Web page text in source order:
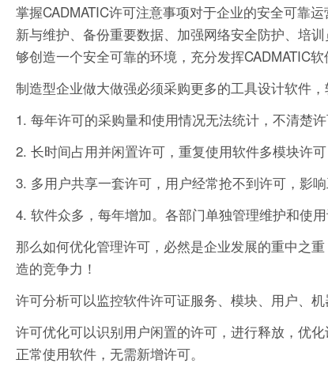
掌握CADMATIC许可注意事项对于企业的安全可靠
新与维护、备份重要数据、加强网络安全防护、培
够创造一个安全可靠的环境，充分发挥CADMATIC软
制造型企业做大做强必须采购更多的工具设计软件
1. 每年许可的采购量和使用情况无法统计，不清
2. 长时间占用并闲置许可，重复使用软件多模块许
3. 多用户共享一套许可，用户经常抢不到许可，影
4. 软件众多，每年增加。各部门单独管理维护和使
那么如何优化管理许可，必然是企业发展的重中之
造的竞争力！
许可分析可以监控软件许可证服务、模块、用户、
许可优化可以识别用户闲置的许可，进行释放，优
正常使用软件，无需新增许可。